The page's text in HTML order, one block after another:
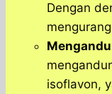
Dengan
isoflavon,